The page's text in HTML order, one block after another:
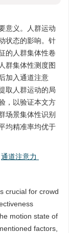
意义。人群运动
状态的影响。针
的人群集体性卷
群集体性测度图
加入通道注意
取人群运动的局
，以验证本文方
场景集体性识别
均精准率均优于
通道注意力
crucial for crowd
motion state of
factors,